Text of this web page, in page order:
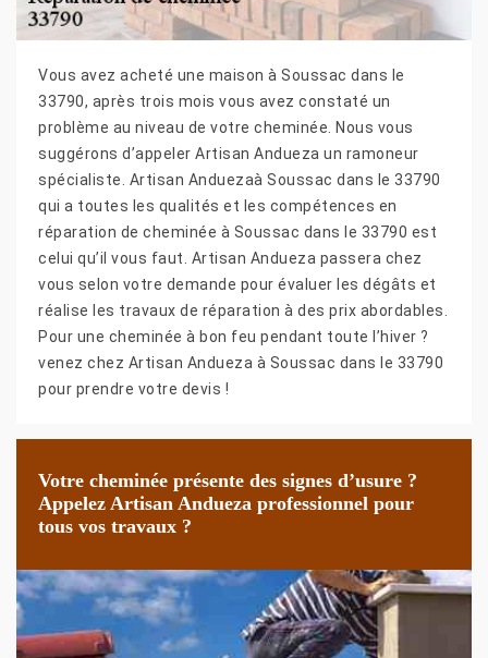
Vous avez acheté une maison à Soussac dans le
33790, après trois mois vous avez constaté un
problème au niveau de votre cheminée. Nous vous
suggérons d’appeler Artisan Andueza un ramoneur
spécialiste. Artisan Anduezaà Soussac dans le 33790
qui a toutes les qualités et les compétences en
réparation de cheminée à Soussac dans le 33790 est
celui qu’il vous faut. Artisan Andueza passera chez
vous selon votre demande pour évaluer les dégâts et
réalise les travaux de réparation à des prix abordables.
Pour une cheminée à bon feu pendant toute l’hiver ?
venez chez Artisan Andueza à Soussac dans le 33790
pour prendre votre devis !
Votre cheminée présente des signes d’usure ?
Appelez Artisan Andueza professionnel pour
tous vos travaux ?